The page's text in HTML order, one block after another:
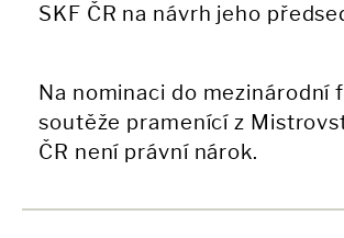
SKF ČR na návrh jeho
Na nominaci do mezinárodní
soutěže pramenící z
ČR není právní nárok.